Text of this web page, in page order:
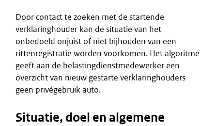
Door contact te zoeken met de startende
verklaringhouder kan de situatie van het
onbedoeld onjuist of niet bijhouden van een
rittenregistratie worden voorkomen. Het algoritme
geeft aan de belastingdienstmedewerker een
overzicht van nieuw gestarte verklaringhouders
geen privégebruik auto.
Situatie, doel en algemene